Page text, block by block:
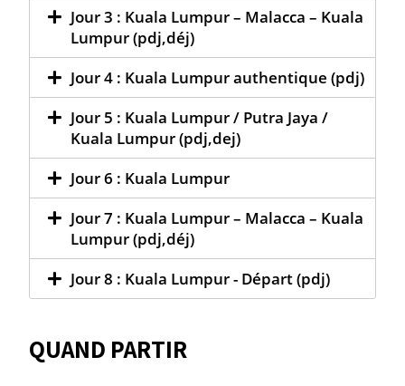
Jour 3 : Kuala Lumpur – Malacca – Kuala
Lumpur (pdj,déj)
Jour 4 : Kuala Lumpur authentique (pdj)
Jour 5 : Kuala Lumpur / Putra Jaya /
Kuala Lumpur (pdj,dej)
Jour 6 : Kuala Lumpur
Jour 7 : Kuala Lumpur – Malacca – Kuala
Lumpur (pdj,déj)
Jour 8 : Kuala Lumpur - Départ (pdj)
QUAND PARTIR